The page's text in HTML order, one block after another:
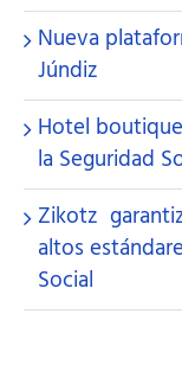
Nueva
Júndiz
Hotel
la Seguridad
Zikotz
altos
Social